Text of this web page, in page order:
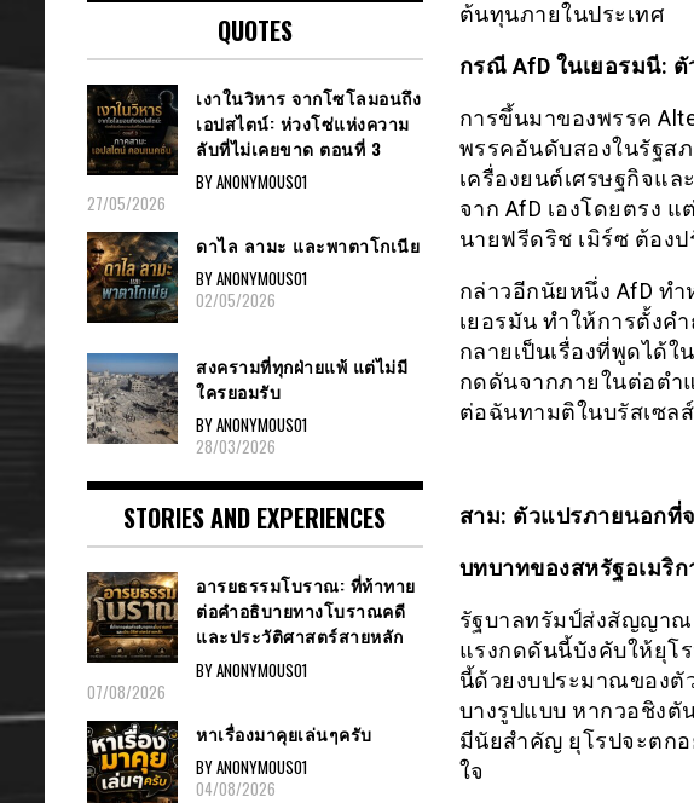
ต้นทุนภายในประเทศ
กรณี AfD ในเยอรมนี:
การขึ้นมาของพรรค
พรรคอันดับสองในรัฐส
เครื่องยนต์เศรษฐกิจแ
จาก AfD เองโดยตรง
นายฟรีดริช เมิร์ซ ต้อง
กล่าวอีกนัยหนึ่ง AfD ทำ
เยอรมัน ทำให้การตั้งค
กลายเป็นเรื่องที่พูดได้ใ
กดดันจากภายในต่อตำ
ต่อฉันทามติในบรัสเซลส์
สาม: ตัวแปรภายนอกที่
บทบาทของสหรัฐอเมริ
รัฐบาลทรัมป์ส่งสัญญาณ
แรงกดดันนี้บังคับให้ยุโ
นี้ด้วยงบประมาณของตั
บางรูปแบบ หากวอชิงตั
มีนัยสำคัญ ยุโรปจะตก
ใจ
QUOTES
เงาในวิหาร จากโซโลมอนถึง
เอปสไตน์: ห่วงโซ่แห่งความ
ลับที่ไม่เคยขาด ตอนที่ 3
BY ANONYMOUS01
27/05/2026
ดาไล ลามะ และพาตาโกเนีย
BY ANONYMOUS01
02/05/2026
สงครามที่ทุกฝ่ายแพ้ แต่ไม่มี
ใครยอมรับ
BY ANONYMOUS01
28/03/2026
STORIES AND EXPERIENCES
อารยธรรมโบราณ: ที่ท้าทาย
ต่อคำอธิบายทางโบราณคดี
และประวัติศาสตร์สายหลัก
BY ANONYMOUS01
07/08/2026
หาเรื่องมาคุยเล่นๆครับ
BY ANONYMOUS01
04/08/2026